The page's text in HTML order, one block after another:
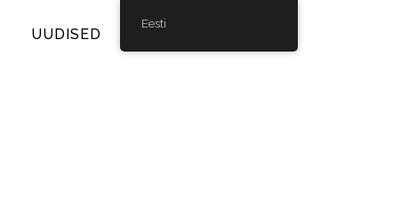
UUDISED
Eesti